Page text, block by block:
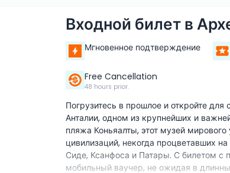
Входной билет в
Мгновенное подтверждение
Free Cancellation
48 hours prior.
Погрузитесь в прошлое и откройте
Анталии, одном из крупнейших и
пляжа Коньяалты, этот музей
цивилизаций, некогда процветавших
Сиде, Ксанфоса и Патары. С билетом с
мобильный ваучер, не ожидая в